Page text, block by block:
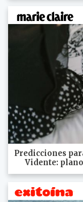
Predicciones
Vidente: